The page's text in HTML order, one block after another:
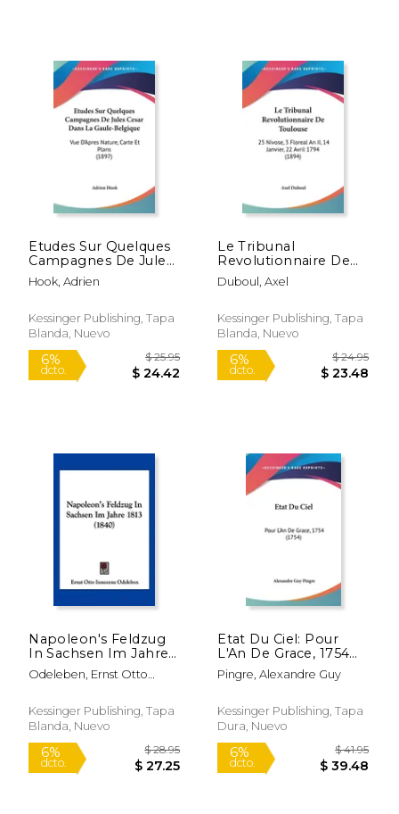
dcto. $ 10.19 dcto. $
6%
dcto. $ 41.36
6%
dcto. $
Etudes Sur Quelques
Campagnes De Jules
Cesar Dans La Gaule-
Belgique: Vue D'Apres
(1897) (en Francés)
Hook, Adrien
Kessinger Publishing, Tapa
Blanda, Nuevo
Le Tribunal
Revolutionnaire De
Toulouse: 25 Nivose, 3
Floreal An II, 14
(1894) (en Francés)
Duboul, Axel
Kessinger Publishing, Tapa
Blanda, Nuevo
Napoleon's Feldzug
In Sachsen Im Jahre
1813 (1840) (en
Alemán)
Odeleben, Ernst Otto
Kessinger Publishing, Tapa
Blanda, Nuevo
Etat Du Ciel: Pour
L'An De Grace, 1754
(1754) (en Francés)
Pingre, Alexandre Guy
Kessinger Publishing, Tapa
Dura, Nuevo